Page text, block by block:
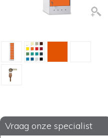
Vraag onze specialist